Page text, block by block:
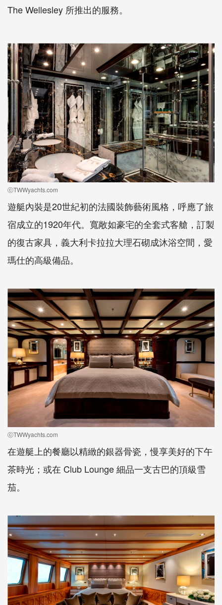
The Wellesley 所推出的服務。
ⓒTWWyachts.com
遊艇內裝是20世紀初的法國裝飾藝術風格，呼應了旅
宿成立的1920年代。寬敞如豪宅的全套式客艙，訂製
的復古家具，義大利卡拉拉大理石砌成沐浴空間，愛
瑪仕的高級備品。
ⓒTWWyachts.com
在遊艇上的餐廳以精緻的銀器骨瓷，慢享美好的下午
茶時光；或在 Club Lounge 細品一支古巴的頂級雪
茄。